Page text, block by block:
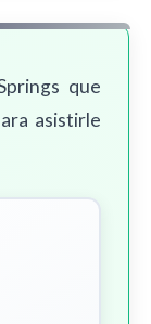
que
asistirle